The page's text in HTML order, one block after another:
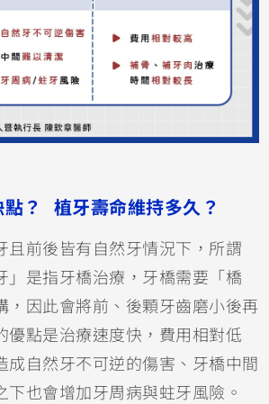
？ 植牙壽命維持多久？
且前後皆有自然牙情況下，所謂
」是指牙橋治療，牙橋需要「橋
，因此會將前、後顆牙齒磨小後再
優點是治療速度快，費用相對低
成自然牙不可逆的傷害、牙橋中間
下也會增加牙周病與蛀牙風險。